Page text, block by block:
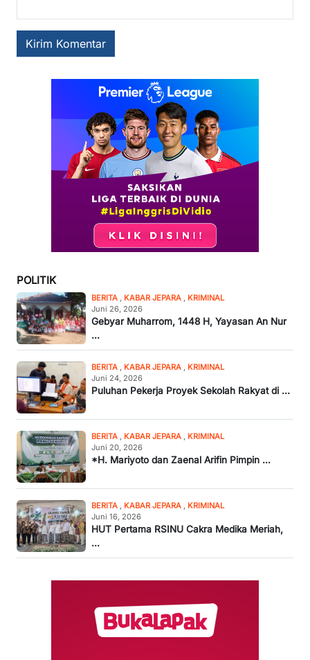
POLITIK
BERITA KABAR JEPARA
KRIMINAL
Juni 26, 2026
Gebyar Muharrom, 1448 H, Yayasan An Nur
...
BERITA KABAR JEPARA
KRIMINAL
Juni 24, 2026
Puluhan Pekerja Proyek Sekolah Rakyat di ...
BERITA KABAR JEPARA
KRIMINAL
Juni 20, 2026
*H. Mariyoto dan Zaenal Arifin Pimpin ...
BERITA KABAR JEPARA
KRIMINAL
Juni 16, 2026
HUT Pertama RSINU Cakra Medika Meriah,
...